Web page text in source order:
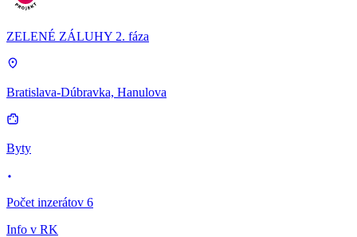
ZELENÉ ZÁLUHY 2. fáza
Bratislava-Dúbravka, Hanulova
Byty
Počet inzerátov 6
Info v RK